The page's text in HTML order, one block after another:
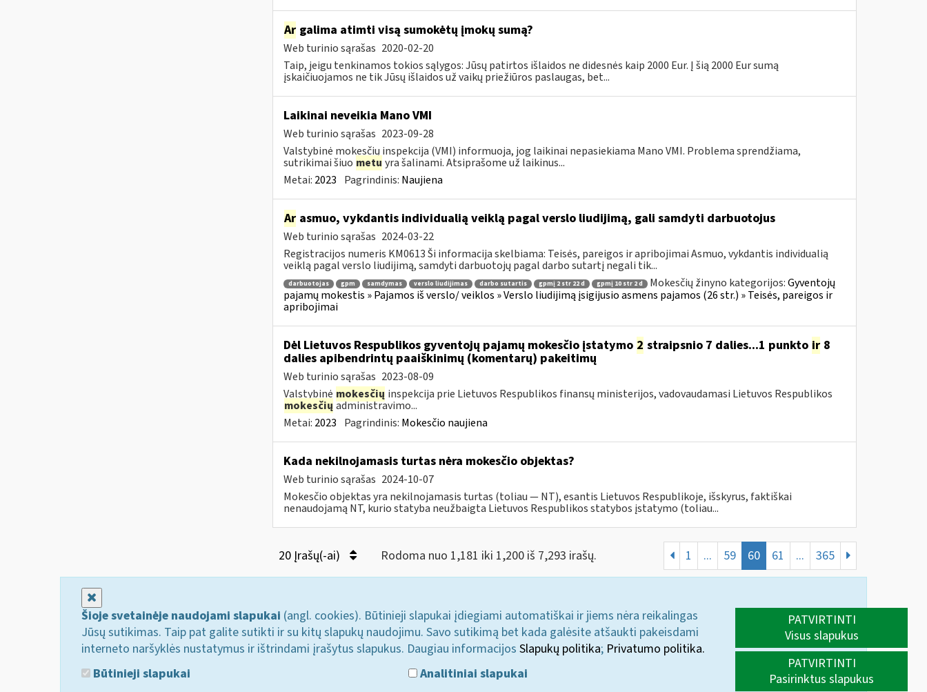
Argalima atimti visą sumokėtų įmokų sumą?
Web turinio sąrašas 2020-02-20
Taip, jeigu tenkinamos tokios sąlygos: Jūsų patirtos išlaidos ne didesnės kaip 2000 Eur. Į šią 2000 Eur sumą
įskaičiuojamos ne tik Jūsų išlaidos už vaikų priežiūros paslaugas, bet...
Laikinai neveikia Mano VMI
Web turinio sąrašas 2023-09-28
Valstybinė mokesčių inspekcija (VMI) informuoja, jog laikinai nepasiekiama Mano VMI. Problema sprendžiama,
sutrikimai šiuo metu yra šalinami. Atsiprašome už laikinus...
Metai: 2023 Pagrindinis: Naujiena
Arasmuo, vykdantis individualią veiklą pagal verslo liudijimą, gali samdyti darbuotojus
Web turinio sąrašas 2024-03-22
Registracijos numeris KM0613 Ši informacija skelbiama: Teisės, pareigos ir apribojimai Asmuo, vykdantis individualią
veiklą pagal verslo liudijimą, samdyti darbuotojų pagal darbo sutartį negali tik...
darbuotojas gpm samdymas verslo liudijimas darbo sutartis gpmį 2 str 22 d gpmį 10 str 2 d Mokesčių žinyno kategorijos:Gyventojų
pajamų mokestis » Pajamos iš verslo/ veiklos » Verslo liudijimą įsigijusio asmens pajamos (26 str.) » Teisės, pareigos ir
apribojimai
Dėl Lietuvos Respublikos gyventojų pajamų mokesčio įstatymo 2 straipsnio 7 dalies...1 punkto ir8
dalies apibendrintų paaiškinimų (komentarų) pakeitimų
Web turinio sąrašas 2023-08-09
Valstybinė mokesčių inspekcija prie Lietuvos Respublikos finansų ministerijos, vadovaudamasi Lietuvos Respublikos
mokesčių administravimo...
Metai: 2023 Pagrindinis: Mokesčio naujiena
Kada nekilnojamasis turtas nėra mokesčio objektas?
Web turinio sąrašas 2024-10-07
Mokesčio objektas yra nekilnojamasis turtas (toliau ― NT), esantis Lietuvos Respublikoje, išskyrus, faktiškai
nenaudojamą NT, kurio statyba neužbaigta Lietuvos Respublikos statybos įstatymo (toliau...
20 Įrašų(-ai) Rodoma nuo 1,181 iki 1,200 iš 7,293 irašų. 1 ... 59 60 61 ... 365
Šioje svetainėje naudojami slapukai (angl. cookies). Būtinieji slapukai įdiegiami automatiškai ir jiems nėra reikalingas
Jūsų sutikimas. Taip pat galite sutikti ir su kitų slapukų naudojimu. Savo sutikimą bet kada galėsite atšaukti pakeisdami
interneto naršyklės nustatymus ir ištrindami įrašytus slapukus. Daugiau informacijos Slapukų politika; Privatumo politika.
Būtinieji slapukai
Analitiniai slapukai
PATVIRTINTI
Visus slapukus
PATVIRTINTI
Pasirinktus slapukus